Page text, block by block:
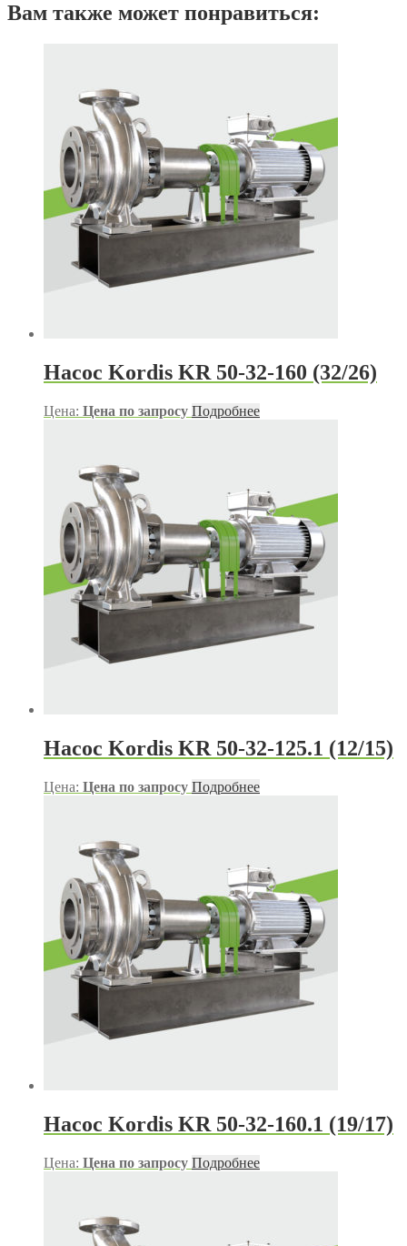
Вам также может понравиться:
Насос Kordis KR 50-32-160 (32/26)
Цена: Цена по запросу Подробнее
Насос Kordis KR 50-32-125.1 (12/15)
Цена: Цена по запросу Подробнее
Насос Kordis KR 50-32-160.1 (19/17)
Цена: Цена по запросу Подробнее